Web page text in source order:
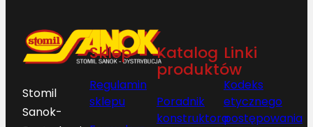
Stomil
Sanok-
Sklep
Regulamin
sklepu
Katalog
produktów
Poradnik
konstruktora
Linki
Kodeks
etycznego
postępowania